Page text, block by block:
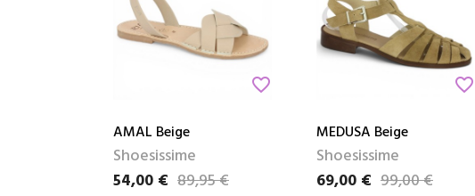
favorite_border
AMAL Beige
Shoesissime
Prix
54,00 €
Prix de base89,95 €
favorite_border
MEDUSA Beige
Shoesissime
Prix
69,00 €
Prix de base99,00 €